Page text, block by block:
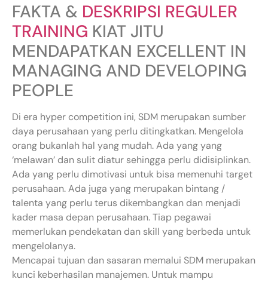
FAKTA & DESKRIPSI REGULER
TRAINING KIAT JITU
MENDAPATKAN EXCELLENT IN
MANAGING AND DEVELOPING
PEOPLE
Di era hyper competition ini, SDM merupakan sumber
daya perusahaan yang perlu ditingkatkan. Mengelola
orang bukanlah hal yang mudah. Ada yang yang
‘melawan’ dan sulit diatur sehingga perlu didisiplinkan.
Ada yang perlu dimotivasi untuk bisa memenuhi target
perusahaan. Ada juga yang merupakan bintang /
talenta yang perlu terus dikembangkan dan menjadi
kader masa depan perusahaan. Tiap pegawai
memerlukan pendekatan dan skill yang berbeda untuk
mengelolanya.
Mencapai tujuan dan sasaran memalui SDM merupakan
kunci keberhasilan manajemen. Untuk mampu